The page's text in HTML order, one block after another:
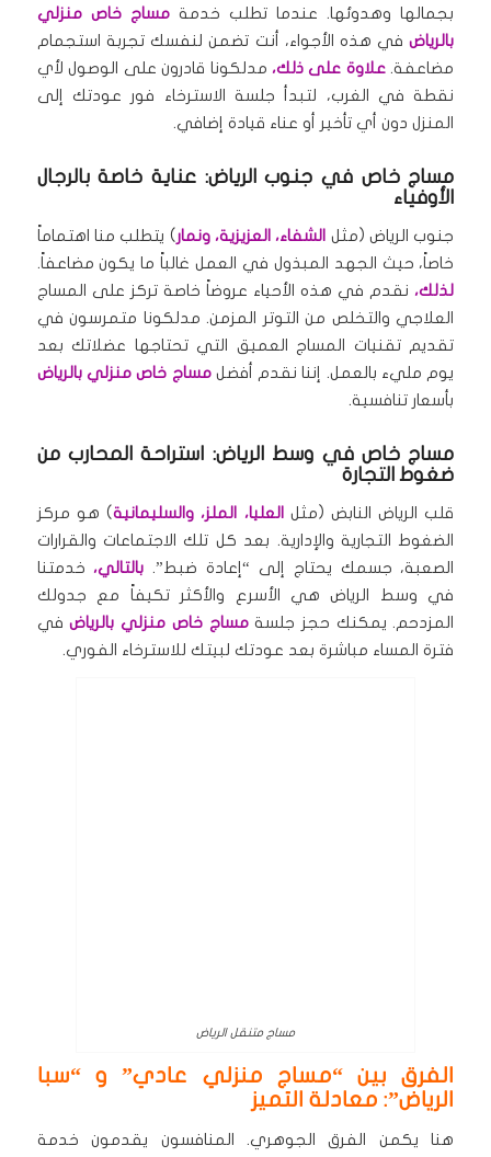
بجمالها وهدوئها. عندما تطلب خدمةمساج خاص منزلي
بالرياضفي هذه الأجواء، أنت تضمن لنفسك تجربة استجمام
مضاعفة.علاوة على ذلك، مدلكونا قادرون على الوصول لأي
نقطة في الغرب، لتبدأ جلسة الاسترخاء فور عودتك إلى
المنزل دون أي تأخير أو عناء قيادة إضافي.
مساج خاص في جنوب الرياض: عناية خاصة بالرجال
الأوفياء
جنوب الرياض (مثل الشفاء، العزيزية، ونمار) يتطلب منا اهتماماً
خاصاً، حيث الجهد المبذول في العمل غالباً ما يكون مضاعفاً.
لذلك، نقدم في هذه الأحياء عروضاً خاصة تركز على المساج
العلاجي والتخلص من التوتر المزمن. مدلكونا متمرسون في
تقديم تقنيات المساج العميق التي تحتاجها عضلاتك بعد
يوم مليء بالعمل. إننا نقدم أفضلمساج خاص منزلي بالرياض
بأسعار تنافسية.
مساج خاص في وسط الرياض: استراحة المحارب من
ضغوط التجارة
قلب الرياض النابض (مثل العليا، الملز، والسليمانية) هو مركز
الضغوط التجارية والإدارية. بعد كل تلك الاجتماعات والقرارات
الصعبة، جسمك يحتاج إلى “إعادة ضبط”. بالتالي، خدمتنا
في وسط الرياض هي الأسرع والأكثر تكيفاً مع جدولك
المزدحم. يمكنك حجز جلسةمساج خاص منزلي بالرياضفي
فترة المساء مباشرة بعد عودتك لبيتك للاسترخاء الفوري.
مساج متنقل الرياض
الفرق بين “مساج منزلي عادي” و “سبا
الرياض”: معادلة التميز
هنا يكمن الفرق الجوهري. المنافسون يقدمون خدمة